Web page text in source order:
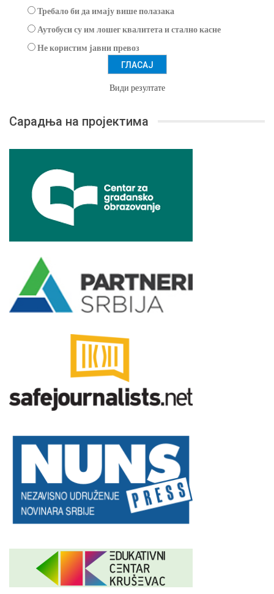
Требало би да имају више полазака
Аутобуси су им лошег квалитета и стално касне
Не користим јавни превоз
Види резултате
Сарадња на пројектима